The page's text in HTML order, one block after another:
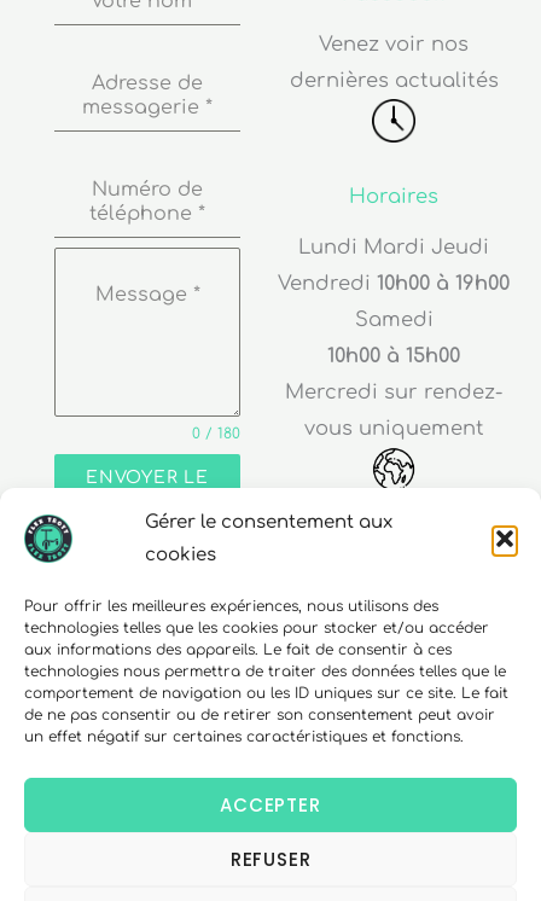
Gérer le consentement aux
cookies
Pour offrir les meilleures expériences, nous utilisons des
technologies telles que les cookies pour stocker et/ou accéder
aux informations des appareils. Le fait de consentir à ces
technologies nous permettra de traiter des données telles que le
comportement de navigation ou les ID uniques sur ce site. Le fait
de ne pas consentir ou de retirer son consentement peut avoir
un effet négatif sur certaines caractéristiques et fonctions.
ACCEPTER
REFUSER
Adresse de
messagerie *
Numéro de
téléphone *
Message *
0 / 180
ENVOYER LE
Venez voir nos
dernières actualités
Horaires
Lundi Mardi Jeudi
Vendredi 10h00 à 19h00
Samedi
10h00 à 15h00
Mercredi sur rendez-
vous uniquement
30 rue Edouard Richard
68000 Colmar
Téléphone
Copyright © 2026 FlexTrott.